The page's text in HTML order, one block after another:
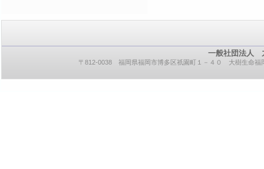
一般社団法人
〒812-0038 福岡県福岡市博多区祇園町１－４０ 大樹生命